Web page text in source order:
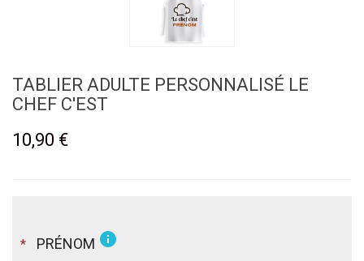
TABLIER ADULTE PERSONNALISÉ LE
CHEF C'EST
10,90 €
* PRÉNOM info